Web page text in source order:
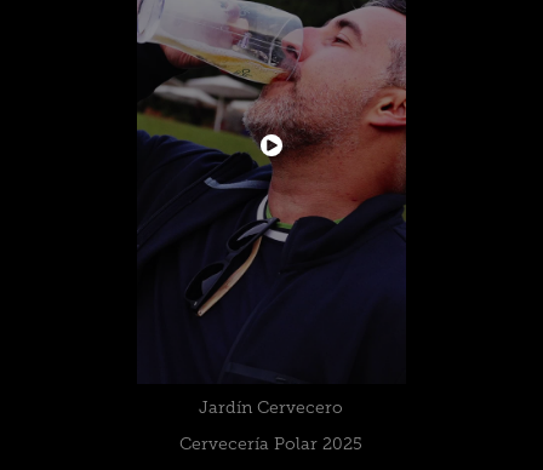
Jardín Cervecero
Cervecería Polar 2025